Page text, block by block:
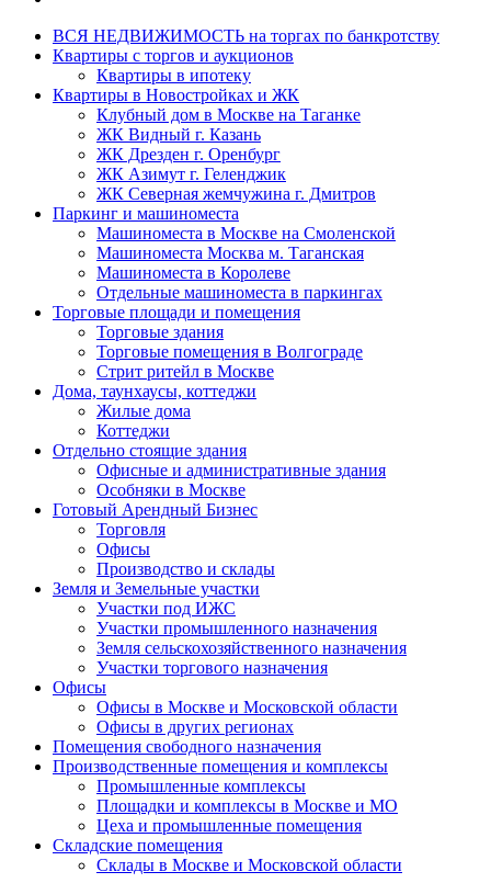
ВСЯ НЕДВИЖИМОСТЬ на торгах по банкротству
Квартиры с торгов и аукционов
Квартиры в ипотеку
Квартиры в Новостройках и ЖК
Клубный дом в Москве на Таганке
ЖК Видный г. Казань
ЖК Дрезден г. Оренбург
ЖК Азимут г. Геленджик
ЖК Северная жемчужина г. Дмитров
Паркинг и машиноместа
Машиноместа в Москве на Смоленской
Машиноместа Москва м. Таганская
Машиноместа в Королеве
Отдельные машиноместа в паркингах
Торговые площади и помещения
Торговые здания
Торговые помещения в Волгограде
Стрит ритейл в Москве
Дома, таунхаусы, коттеджи
Жилые дома
Коттеджи
Отдельно стоящие здания
Офисные и административные здания
Особняки в Москве
Готовый Арендный Бизнес
Торговля
Офисы
Производство и склады
Земля и Земельные участки
Участки под ИЖС
Участки промышленного назначения
Земля сельскохозяйственного назначения
Участки торгового назначения
Офисы
Офисы в Москве и Московской области
Офисы в других регионах
Помещения свободного назначения
Производственные помещения и комплексы
Промышленные комплексы
Площадки и комплексы в Москве и МО
Цеха и промышленные помещения
Складские помещения
Склады в Москве и Московской области